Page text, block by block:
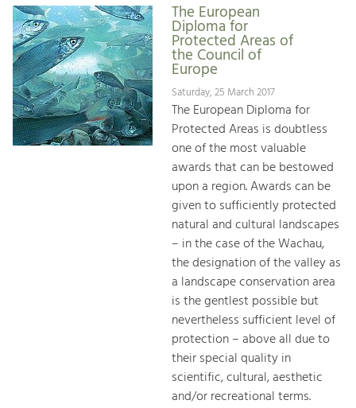
The European
Diploma for
Protected Areas of
the Council of
Europe
Saturday, 25 March 2017
The European Diploma for
Protected Areas is doubtless
one of the most valuable
awards that can be bestowed
upon a region. Awards can be
given to sufficiently protected
natural and cultural landscapes
– in the case of the Wachau,
the designation of the valley as
a landscape conservation area
is the gentlest possible but
nevertheless sufficient level of
protection – above all due to
their special quality in
scientific, cultural, aesthetic
and/or recreational terms.